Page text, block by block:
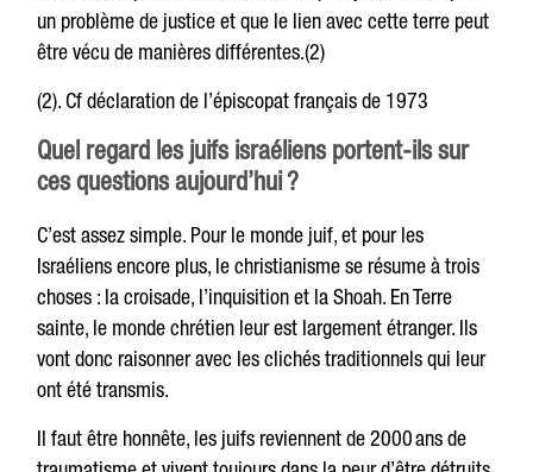
un problème de justice et que le lien avec cette terre peut
être vécu de manières différentes.(2)
(2). Cf déclaration de l’épiscopat français de 1973
Quel regard les juifs israéliens portent-ils sur
ces questions aujourd’hui ?
C’est assez simple. Pour le monde juif, et pour les
Israéliens encore plus, le christianisme se résume à trois
choses : la croisade, l’inquisition et la Shoah. En Terre
sainte, le monde chrétien leur est largement étranger. Ils
vont donc raisonner avec les clichés traditionnels qui leur
ont été transmis.
Il faut être honnête, les juifs reviennent de 2000 ans de